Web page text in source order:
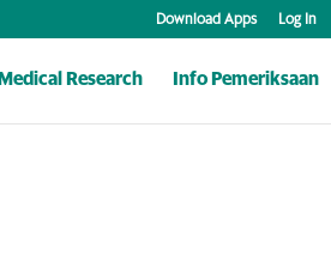
Download Apps Log In
Medical Research Info Pemeriksaan